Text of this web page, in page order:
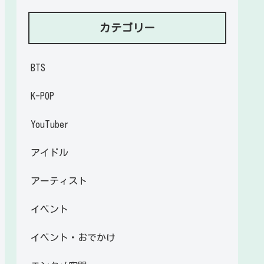
カテゴリー
BTS
K-POP
YouTuber
アイドル
アーティスト
イベント
イベント・おでかけ